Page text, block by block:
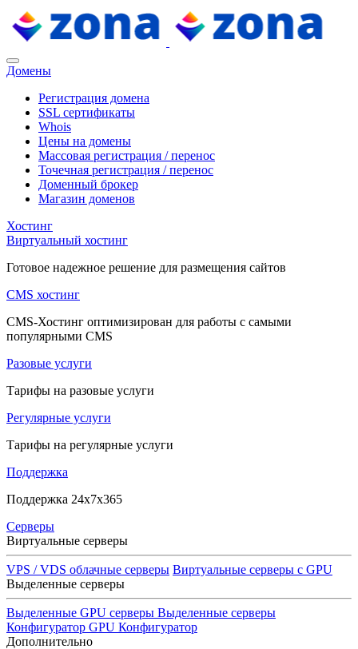
Домены
Регистрация домена
SSL сертификаты
Whois
Цены на домены
Массовая регистрация / перенос
Точечная регистрация / перенос
Доменный брокер
Магазин доменов
Хостинг
Виртуальный хостинг
Готовое надежное решение для размещения сайтов
CMS хостинг
CMS-Хостинг оптимизирован для работы с самыми
популярными CMS
Разовые услуги
Тарифы на разовые услуги
Регулярные услуги
Тарифы на регулярные услуги
Поддержка
Поддержка 24x7x365
Серверы
Виртуальные серверы
VPS / VDS облачные серверы Виртуальные серверы с GPU
Выделенные серверы
Выделенные GPU серверы Выделенные серверы
Конфигуратор GPU Конфигуратор
Дополнительно